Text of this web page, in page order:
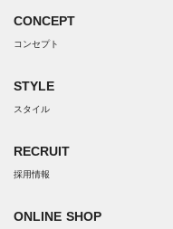
CONCEPT
コンセプト
STYLE
スタイル
RECRUIT
採用情報
ONLINE SHOP